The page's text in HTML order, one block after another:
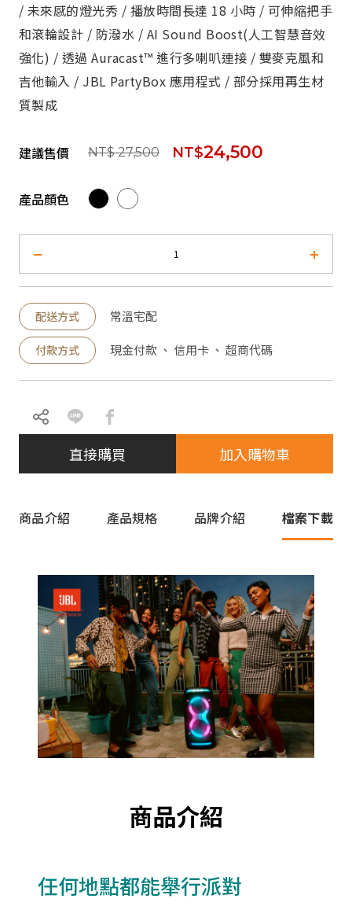
/ 未來感的燈光秀 / 播放時間長達 18 小時 / 可伸縮把手
和滾輪設計 / 防潑水 / AI Sound Boost(人工智慧音效
強化) / 透過 Auracast™ 進行多喇叭連接 / 雙麥克風和
吉他輸入 / JBL PartyBox 應用程式 / 部分採用再生材
質製成
建議售價 NT$ 27,500 NT$24,500
產品顏色
配送方式 常溫宅配
付款方式 現金付款 、 信用卡 、 超商代碼
直接購買 加入購物車
商品介紹 產品規格 品牌介紹 檔案下載
商品介紹
任何地點都能舉行派對